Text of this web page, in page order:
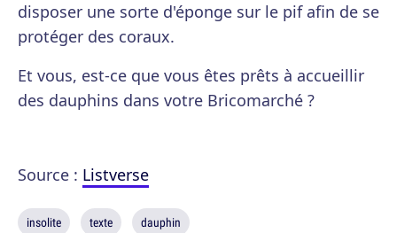
disposer une sorte d'éponge sur le pif afin de se
protéger des coraux.
Et vous, est-ce que vous êtes prêts à accueillir
des dauphins dans votre Bricomarché ?
Source : Listverse
insolite texte dauphin